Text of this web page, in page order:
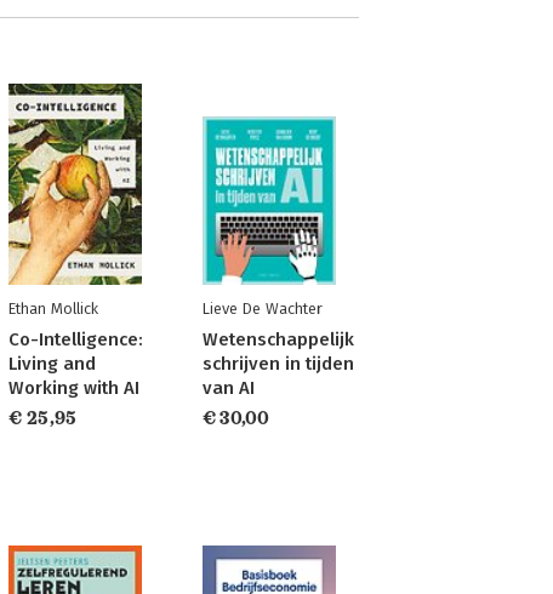
Ethan Mollick
Co-Intelligence:
Living and
Working with AI
€ 25,95
Lieve De Wachter
Wetenschappelijk
schrijven in tijden
van AI
€ 30,00